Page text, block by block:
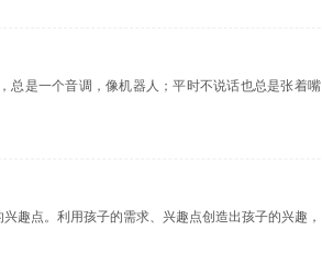
总是一个音调，像机器人；平时不说话也总是张着嘴
趣点。利用孩子的需求、兴趣点创造出孩子的兴趣，